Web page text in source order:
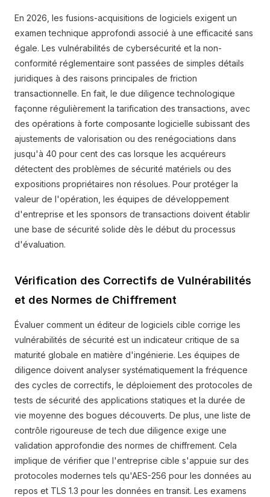
En 2026, les fusions-acquisitions de logiciels exigent un
examen technique approfondi associé à une efficacité sans
égale. Les vulnérabilités de cybersécurité et la non-
conformité réglementaire sont passées de simples détails
juridiques à des raisons principales de friction
transactionnelle. En fait, le due diligence technologique
façonne régulièrement la tarification des transactions, avec
des opérations à forte composante logicielle subissant des
ajustements de valorisation ou des renégociations dans
jusqu'à 40 pour cent des cas lorsque les acquéreurs
détectent des problèmes de sécurité matériels ou des
expositions propriétaires non résolues. Pour protéger la
valeur de l'opération, les équipes de développement
d'entreprise et les sponsors de transactions doivent établir
une base de sécurité solide dès le début du processus
d'évaluation.
Vérification des Correctifs de Vulnérabilités
et des Normes de Chiffrement
Évaluer comment un éditeur de logiciels cible corrige les
vulnérabilités de sécurité est un indicateur critique de sa
maturité globale en matière d'ingénierie. Les équipes de
diligence doivent analyser systématiquement la fréquence
des cycles de correctifs, le déploiement des protocoles de
tests de sécurité des applications statiques et la durée de
vie moyenne des bogues découverts. De plus, une liste de
contrôle rigoureuse de tech due diligence exige une
validation approfondie des normes de chiffrement. Cela
implique de vérifier que l'entreprise cible s'appuie sur des
protocoles modernes tels qu'AES-256 pour les données au
repos et TLS 1.3 pour les données en transit. Les examens